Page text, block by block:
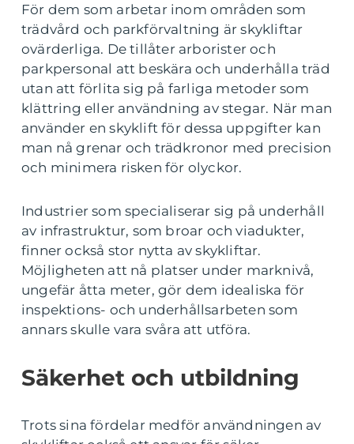
För dem som arbetar inom områden som
trädvård och parkförvaltning är skykliftar
ovärderliga. De tillåter arborister och
parkpersonal att beskära och underhålla träd
utan att förlita sig på farliga metoder som
klättring eller användning av stegar. När man
använder en skyklift för dessa uppgifter kan
man nå grenar och trädkronor med precision
och minimera risken för olyckor.
Industrier som specialiserar sig på underhåll
av infrastruktur, som broar och viadukter,
finner också stor nytta av skykliftar.
Möjligheten att nå platser under marknivå,
ungefär åtta meter, gör dem idealiska för
inspektions- och underhållsarbeten som
annars skulle vara svåra att utföra.
Säkerhet och utbildning
Trots sina fördelar medför användningen av